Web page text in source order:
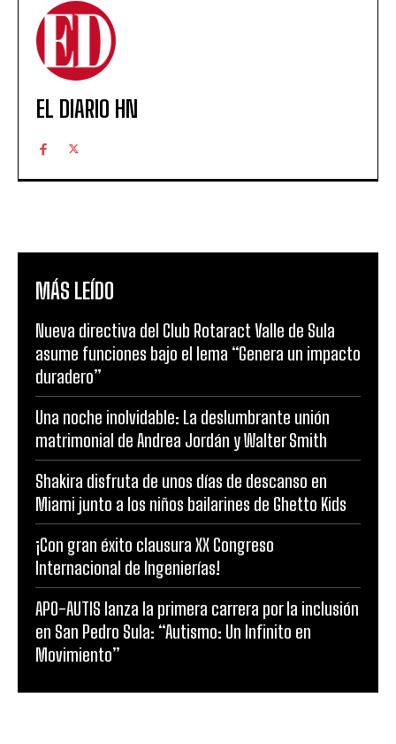
EL DIARIO HN
MÁS LEÍDO
Nueva directiva del Club Rotaract Valle de Sula
asume funciones bajo el lema “Genera un impacto
duradero”
Una noche inolvidable: La deslumbrante unión
matrimonial de Andrea Jordán y Walter Smith
Shakira disfruta de unos días de descanso en
Miami junto a los niños bailarines de Ghetto Kids
¡Con gran éxito clausura XX Congreso
Internacional de Ingenierías!
APO-AUTIS lanza la primera carrera por la inclusión
en San Pedro Sula: “Autismo: Un Infinito en
Movimiento”